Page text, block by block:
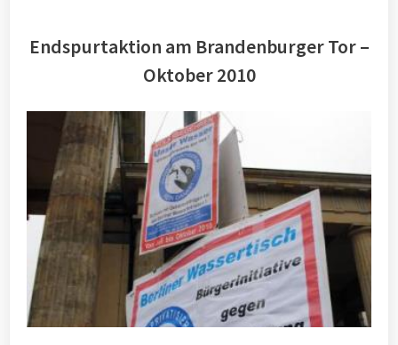
Endspurtaktion am Brandenburger Tor –
Oktober 2010